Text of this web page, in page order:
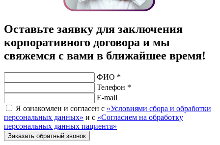
Оставьте заявку для заключения
корпоративного договора и мы
свяжемся с вами в ближайшее время!
ФИО *
Телефон *
E-mail
Я ознакомлен и согласен с «Условиями сбора и обработки
персональных данных» и с «Согласием на обработку
персональных данных пациента»
Заказать обратный звонок